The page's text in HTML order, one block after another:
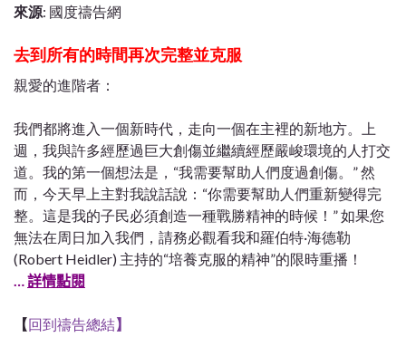
來源: 國度禱告網
去到所有的時間再次完整並克服
親愛的進階者：
我們都將進入一個新時代，走向一個在主裡的新地方。上
週，我與許多經歷過巨大創傷並繼續經歷嚴峻環境的人打交
道。我的第一個想法是，“我需要幫助人們度過創傷。” 然
而，今天早上主對我說話說：“你需要幫助人們重新變得完
整。這是我的子民必須創造一種戰勝精神的時候！” 如果您
無法在周日加入我們，請務必觀看我和羅伯特·海德勒
(Robert Heidler) 主持的“培養克服的精神”的限時重播！
… 詳情點閱
【回到禱告總結】